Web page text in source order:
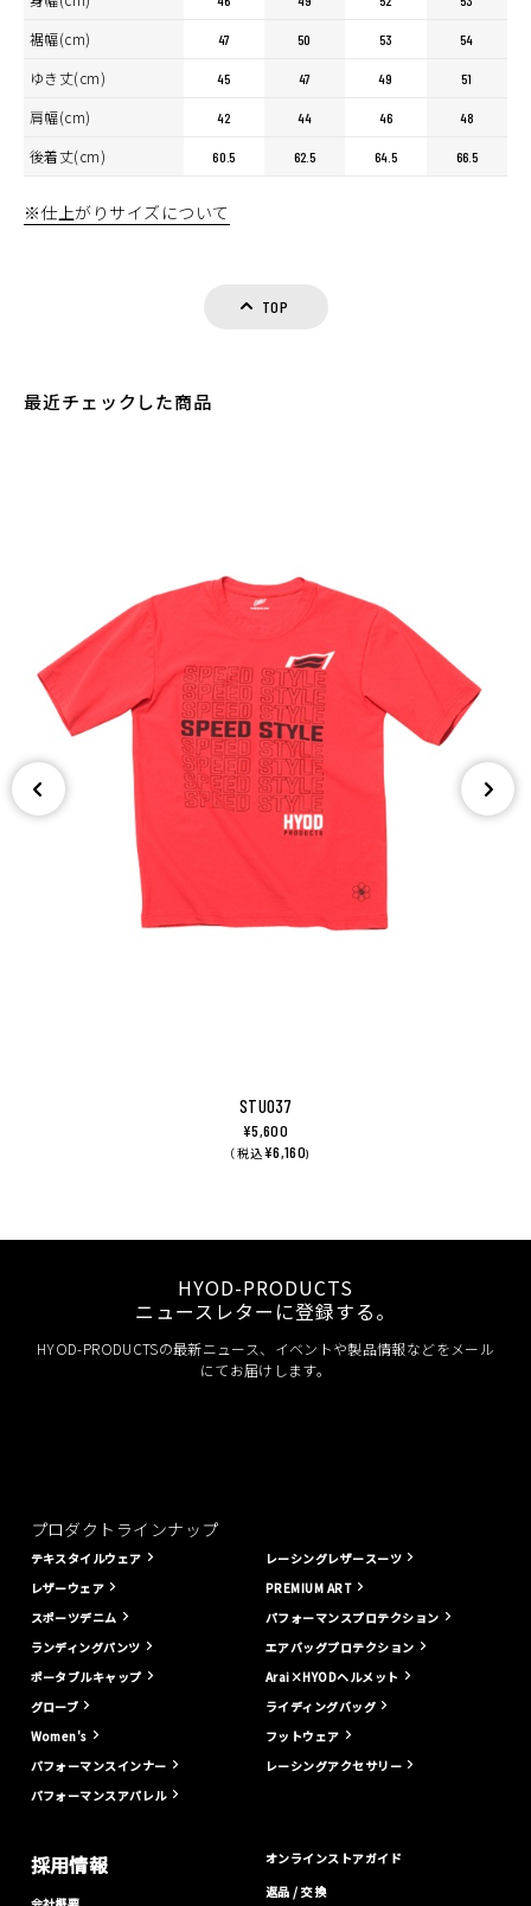
裾幅(cm) 47 50 53 54
ゆき丈(cm) 45 47 49 51
肩幅(cm) 42 44 46 48
後着丈(cm) 60.5 62.5 64.5 66.5
※仕上がりサイズについて
TOP
最近チェックした商品
STU037
¥5,600
（ 税込¥6,160)
HYOD-PRODUCTS
ニュースレターに登録する。
HYOD-PRODUCTSの最新ニュース、イベントや製品情報などをメール
にてお届けします。
プロダクトラインナップ
テキスタイルウェア
レザーウェア
スポーツデニム
ランディングパンツ
ポータブルキャップ
グローブ
Women's
パフォーマンスインナー
パフォーマンスアパレル
レーシングレザースーツ
PREMIUM ART
パフォーマンスプロテクション
エアバッグプロテクション
Arai×HYODヘルメット
ライディングバッグ
フットウェア
レーシングアクセサリー
採用情報
オンラインストアガイド
返品 / 交換